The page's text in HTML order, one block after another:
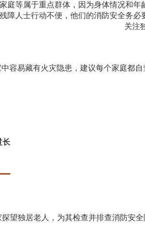
等属于重点群体，因为身体情况和年
障人士行动不便，他们的消防安全务必
关注独
容易藏有火灾隐患，建议每个家庭都
长
独居老人，为其检查并排查消防安全